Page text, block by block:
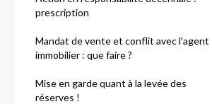
prescription
Mandat de vente et conflit avec l'agent
immobilier : que faire ?
Mise en garde quant à la levée des
réserves !